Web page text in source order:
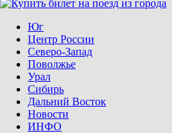
Юг
Центр России
Северо-Запад
Поволжье
Урал
Сибирь
Дальний Восток
Новости
ИНФО